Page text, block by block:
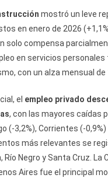
mostró un leve
en enero de 2026
solo compensa
en servicios personales
con un alza mensual de
el empleo privado
, con las mayores caídas
(-3,2%), Corrientes (-
más relevantes se
Río Negro y Santa Cruz. La
Aires fue el principal